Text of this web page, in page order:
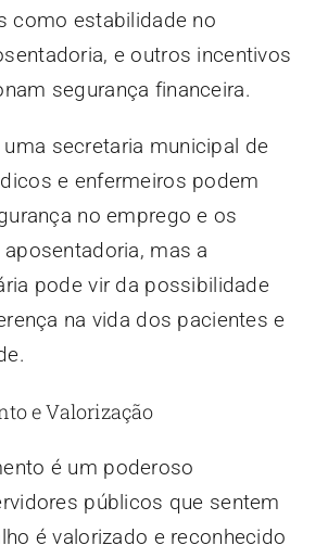
como estabilidade no
e outros incentivos
segurança financeira.
uma secretaria municipal de
e enfermeiros podem
no emprego e os
mas a
pode vir da possibilidade
na vida dos pacientes e
e Valorização
é um poderoso
públicos que sentem
é valorizado e reconhecido